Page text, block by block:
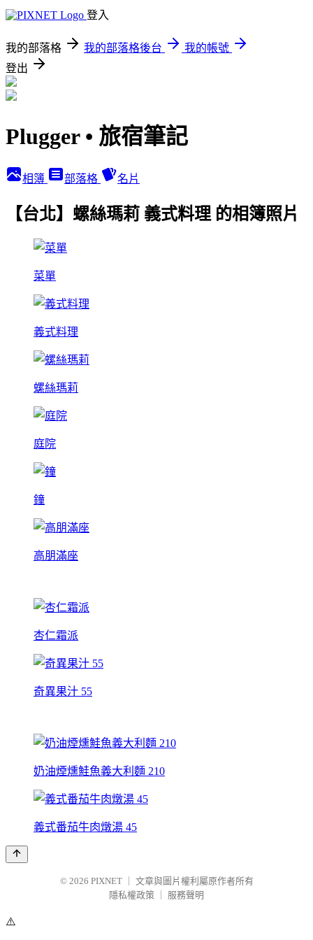
登入
我的部落格 我的部落格後台
我的帳號
登出
Plugger • 旅宿筆記
相簿 部落格 名片
【台北】螺絲瑪莉 義式料理 的相簿照片
菜單
義式料理
螺絲瑪莉
庭院
鐘
高朋滿座
杏仁霜派
奇異果汁 55
奶油煙燻鮭魚義大利麵 210
義式番茄牛肉燉湯 45
© 2026 PIXNET
文章與圖片權利屬原作者所有
隱私權政策
服務聲明
⚠️